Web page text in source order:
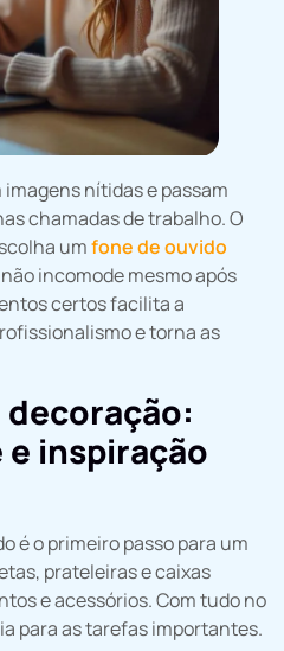
imagens nítidas e passam
chamadas de trabalho. O
umfone de ouvido
incomode mesmo após
certos facilita a
e torna as
decoração:
inspiração
é o primeiro passo para um
prateleiras e caixas
e acessórios. Com tudo no
para as tarefas importantes.